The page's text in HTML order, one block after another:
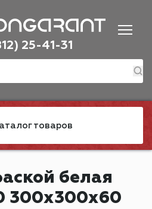
25-41-31
товаров
белая
300х300х60